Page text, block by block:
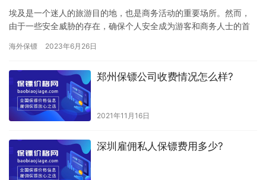
埃及是一个迷人的旅游目的地，也是商务活动的重要场所。然而，
由于一些安全威胁的存在，确保个人安全成为游客和商务人士的首
护您的…
海外保镖 2023年6月26日
郑州保镖公司收费情况怎么样?
2021年11月16日
深圳雇佣私人保镖费用多少?